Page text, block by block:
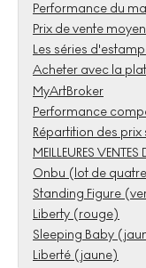
Performance du
Prix de vente moyen
Les séries
Acheter avec la
MyArtBroker
Performance
Répartition des prix
MEILLEURES
Onbu (lot de
Standing Figure
Liberty (rouge)
Sleeping Baby
Liberté (jaune)